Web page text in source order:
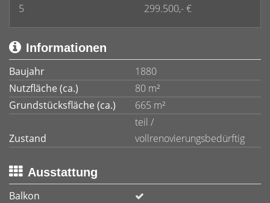
5
299.500,- €
Informationen
Baujahr
1880
Nutzfläche (ca.)
80 m²
Grundstücksfläche (ca.)
665 m²
Zustand
teil /
vollrenovierungsbedürftig
Ausstattung
Balkon